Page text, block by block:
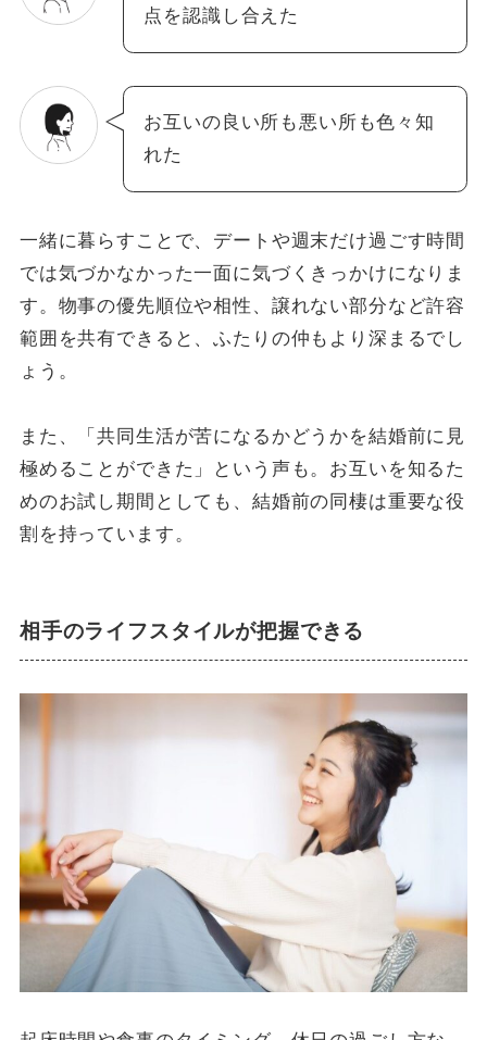
点を認識し合えた
お互いの良い所も悪い所も色々知
れた
一緒に暮らすことで、デートや週末だけ過ごす時間
では気づかなかった一面に気づくきっかけになりま
す。物事の優先順位や相性、譲れない部分など許容
範囲を共有できると、ふたりの仲もより深まるでし
ょう。
また、「共同生活が苦になるかどうかを結婚前に見
極めることができた」という声も。お互いを知るた
めのお試し期間としても、結婚前の同棲は重要な役
割を持っています。
相手のライフスタイルが把握できる